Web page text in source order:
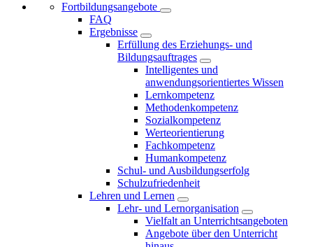
Fortbildungsangebote
FAQ
Ergebnisse
Erfüllung des Erziehungs- und
Bildungsauftrages
Intelligentes und
anwendungsorientiertes Wissen
Lernkompetenz
Methodenkompetenz
Sozialkompetenz
Werteorientierung
Fachkompetenz
Humankompetenz
Schul- und Ausbildungserfolg
Schulzufriedenheit
Lehren und Lernen
Lehr- und Lernorganisation
Vielfalt an Unterrichtsangeboten
Angebote über den Unterricht